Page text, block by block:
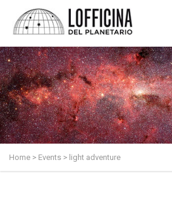
Home > Events > light adventure